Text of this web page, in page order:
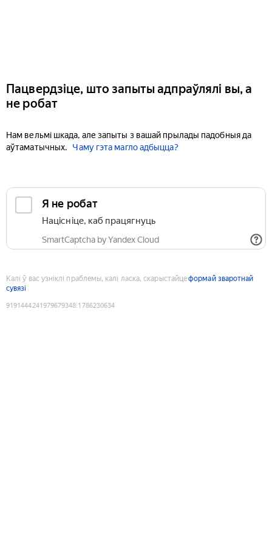
Пацвердзіце, што запыты адпраўлялі вы, а
не робат
Нам вельмі шкада, але запыты з вашай прылады падобныя да
аўтаматычных.
Чаму гэта магло адбыцца?
Я не робат
Націсніце, каб працягнуць
SmartCaptcha by Yandex Cloud
Калі ў вас узніклі праблемы, калі ласка, скарыстайцеформай зваротнай
сувязі
9191444241979679348:1786230634